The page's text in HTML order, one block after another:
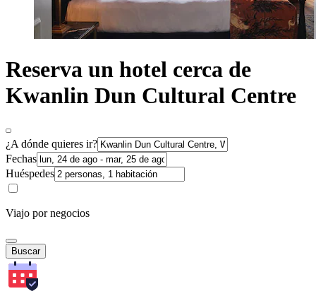
Reserva un hotel cerca de
Kwanlin Dun Cultural Centre
¿A dónde quieres ir?
Fechas
Huéspedes
Viajo por negocios
Buscar